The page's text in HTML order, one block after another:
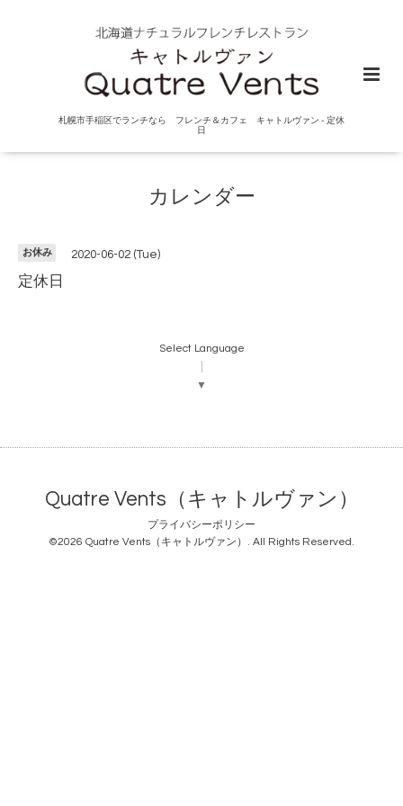
札幌市手稲区でランチなら フレンチ＆カフェ キャトルヴァン - 定休
日
カレンダー
お休み 2020-06-02 (Tue)
定休日
Select Language
▼
Quatre Vents（キャトルヴァン）
プライバシーポリシー
©2026 Quatre Vents（キャトルヴァン） . All Rights Reserved.